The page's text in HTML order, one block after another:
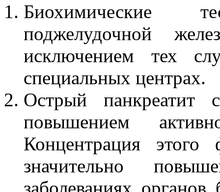
Биохимические
поджелудочной
исключением тех
специальных центрах.
Острый панкреатит
повышением
Концентрация
значительно
заболеваниях